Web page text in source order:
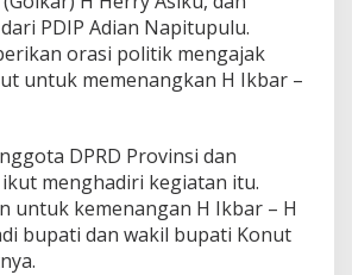
PDIP Adian Napitupulu.
orasi politik mengajak
untuk memenangkan H Ikbar –
DPRD Provinsi dan
menghadiri kegiatan itu.
untuk kemenangan H Ikbar – H
bupati dan wakil bupati Konut